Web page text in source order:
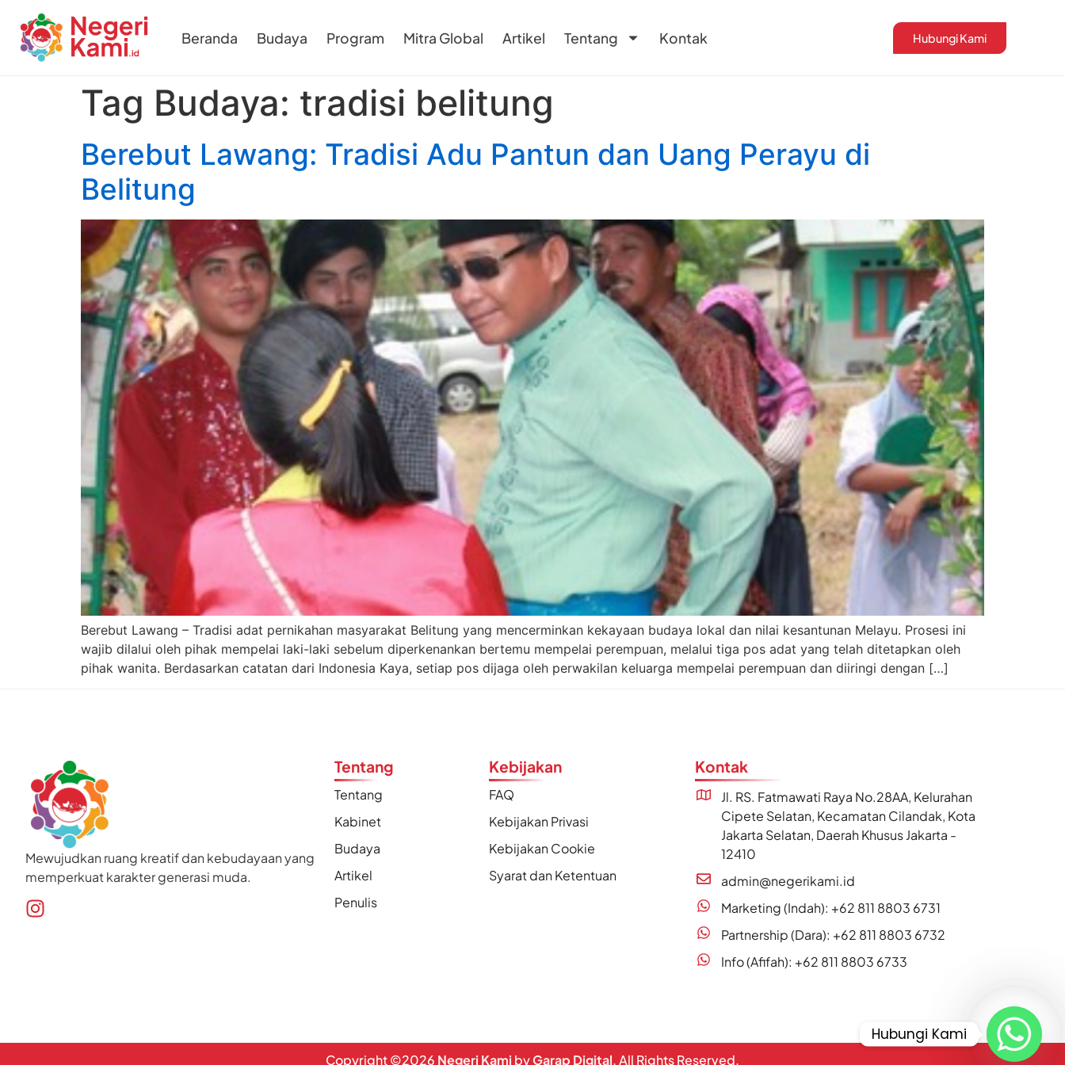
Beranda Budaya Program Mitra Global Artikel Tentang Kontak Hubungi Kami
Tag Budaya: tradisi belitung
Berebut Lawang: Tradisi Adu Pantun dan Uang Perayu di
Belitung
Berebut Lawang – Tradisi adat pernikahan masyarakat Belitung yang mencerminkan kekayaan budaya lokal dan nilai kesantunan Melayu. Prosesi ini
wajib dilalui oleh pihak mempelai laki-laki sebelum diperkenankan bertemu mempelai perempuan, melalui tiga pos adat yang telah ditetapkan oleh
pihak wanita. Berdasarkan catatan dari Indonesia Kaya, setiap pos dijaga oleh perwakilan keluarga mempelai perempuan dan diiringi dengan […]
Mewujudkan ruang kreatif dan kebudayaan yang
memperkuat karakter generasi muda.
Tentang
Tentang
Kabinet
Budaya
Artikel
Penulis
Kebijakan
FAQ
Kebijakan Privasi
Kebijakan Cookie
Syarat dan Ketentuan
Kontak
Jl. RS. Fatmawati Raya No.28AA, Kelurahan
Cipete Selatan, Kecamatan Cilandak, Kota
Jakarta Selatan, Daerah Khusus Jakarta -
12410
admin@negerikami.id
Marketing (Indah): +62 811 8803 6731
Partnership (Dara): +62 811 8803 6732
Info (Afifah): +62 811 8803 6733
Copyright ©2026 Negeri Kami byGarap Digital. All Rights Reserved.
Hubungi Kami